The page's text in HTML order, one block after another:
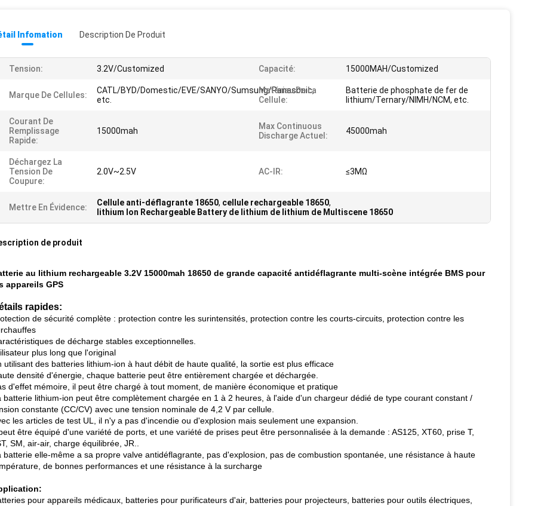
Infomation Description De Produit
Tension: 3.2V/Customized Capacité: 15000MAH/Customized
Marque De Cellules:
CATL/BYD/Domestic/EVE/SANYO/Sumsung/Panasonic,
etc.
Matériau De La
Cellule:
Batterie de phosphate de fer de
lithium/Ternary/NIMH/NCM, etc.
Courant De
Remplissage
Rapide:
15000mah
Max Continuous
Discharge Actuel:
45000mah
Déchargez La
Tension De
Coupure:
2.0V~2.5V AC-IR: ≤3MΩ
Mettre En Évidence: Cellule anti-déflagrante 18650, cellule rechargeable 18650,
lithium Ion Rechargeable Battery de lithium de lithium de Multiscene 18650
de produit
au lithium rechargeable 3.2V 15000mah 18650 de grande capacité antidéflagrante multi-scène intégrée BMS pour
appareils GPS
rapides:
de sécurité complète : protection contre les surintensités, protection contre les courts-circuits, protection contre les
de décharge stables exceptionnelles.
plus long que l'original
utilisant des batteries lithium-ion à haut débit de haute qualité, la sortie est plus efficace
densité d'énergie, chaque batterie peut être entièrement chargée et déchargée.
d'effet mémoire, il peut être chargé à tout moment, de manière économique et pratique
batterie lithium-ion peut être complètement chargée en 1 à 2 heures, à l'aide d'un chargeur dédié de type courant constant /
constante (CC/CV) avec une tension nominale de 4,2 V par cellule.
les articles de test UL, il n'y a pas d'incendie ou d'explosion mais seulement une expansion.
être équipé d'une variété de ports, et une variété de prises peut être personnalisée à la demande : AS125, XT60, prise T,
SM, air-air, charge équilibrée, JR..
batterie elle-même a sa propre valve antidéflagrante, pas d'explosion, pas de combustion spontanée, une résistance à haute
de bonnes performances et une résistance à la surcharge
pour appareils médicaux, batteries pour purificateurs d'air, batteries pour projecteurs, batteries pour outils électriques,